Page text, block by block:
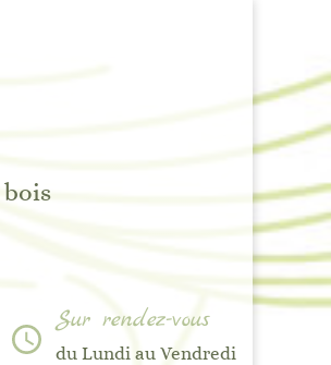
Sur rendez-vous
du Lundi au Vendredi